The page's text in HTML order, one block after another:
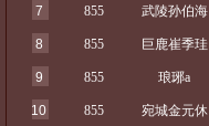
7 855 武陵孙伯海
8 855 巨鹿崔季珪
9 855 琅琊a
10 855 宛城金元休